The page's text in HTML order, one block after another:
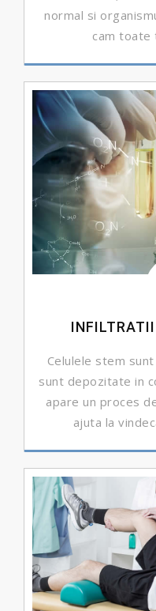
normal si
cam toate
Celulele stem
sunt depozitate in
apare un proces
ajuta la